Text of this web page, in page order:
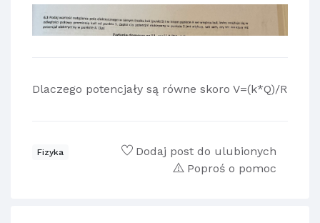
Dlaczego potencjały są równe skoro V=(k*Q)/R
Fizyka
Dodaj post do ulubionych
Poproś o pomoc